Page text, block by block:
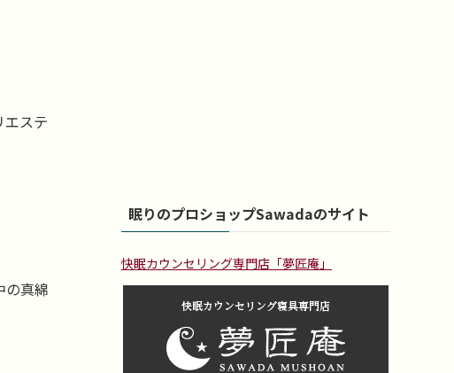
エステ
の真綿
眠りのプロショップSawadaのサイト
快眠カウンセリング専門店「夢匠庵」